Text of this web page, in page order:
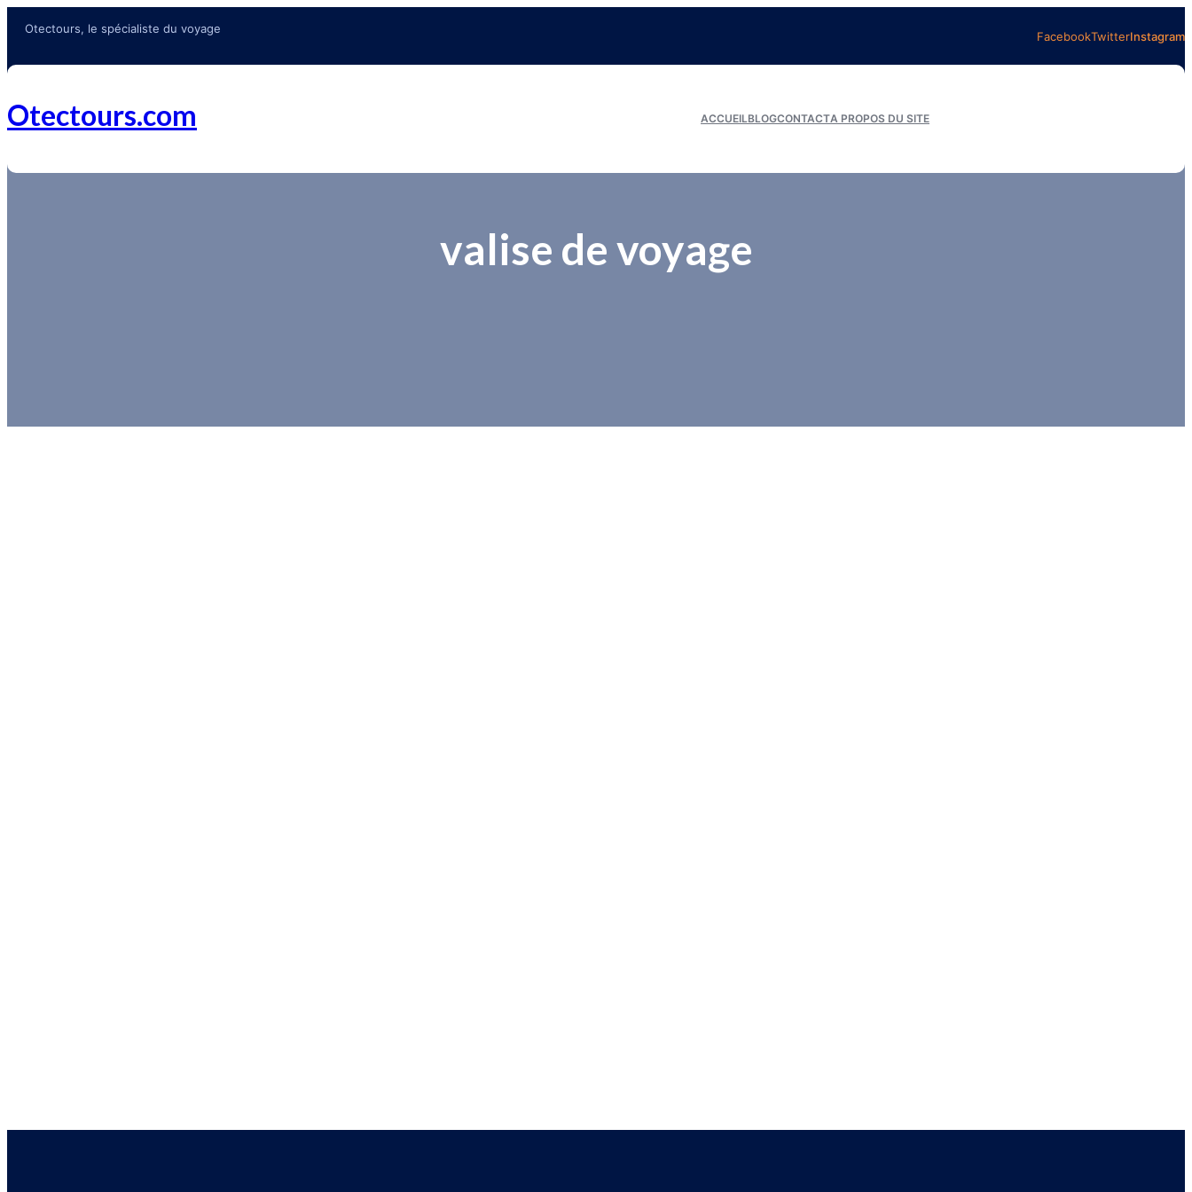
Otectours, le spécialiste du voyage
FacebookTwitterInstagram
Otectours.com ACCUEILBLOGCONTACTA PROPOS DU SITE
valise de voyage